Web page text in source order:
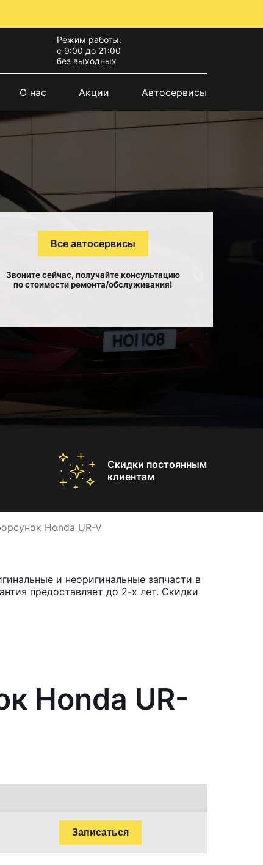
Режим работы:
с 9:00 до 21:00
без выходных
О нас Акции Автосервисы
Все автосервисы
Звоните сейчас, получайте консультацию
по стоимости ремонта/обслуживания!
Скидки постоянным
клиентам
Honda UR-V
и неоригинальные запчасти в
предоставляет до 2-х лет. Скидки
Honda UR-
Записаться